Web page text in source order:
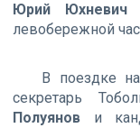
Юрий Юхневич
левобережной
В поездке
секретарь
Полуянов и